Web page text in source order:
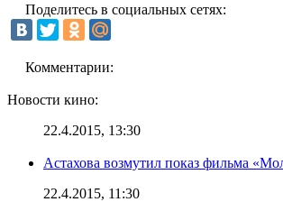
Поделитесь в социальных сетях:
Комментарии:
Новости кино:
22.4.2015, 13:30
Астахова возмутил показ фильма
22.4.2015, 11:30